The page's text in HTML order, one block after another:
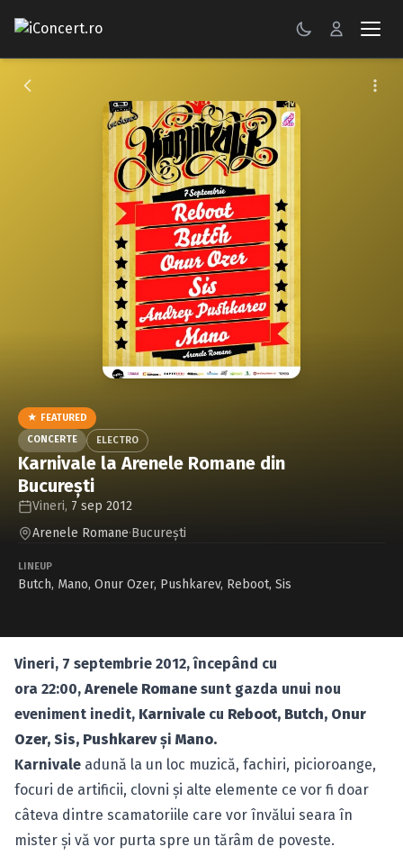
CONCERTE
Caută în site...
★ FEATURED
CONCERTE
ELECTRO
Karnivale la Arenele Romane din
Bucureşti
Vineri, 7 sep 2012
Arenele Romane·Bucureşti
LINEUP
Butch, Mano, Onur Ozer, Pushkarev, Reboot, Sis
Vineri, 7 septembrie 2012, începând cu
ora 22:00, Arenele Romane sunt gazda unui nou
eveniment inedit, Karnivale cu Reboot, Butch, Onur
Ozer, Sis, Pushkarevşi Mano.
Karnivale adună la un loc muzică, fachiri, picioroange,
focuri de artificii, clovni şi alte elemente ce vor fi doar
câteva dintre scamatoriile care vor învălui seara în
mister şi vă vor purta spre un tărâm de poveste.